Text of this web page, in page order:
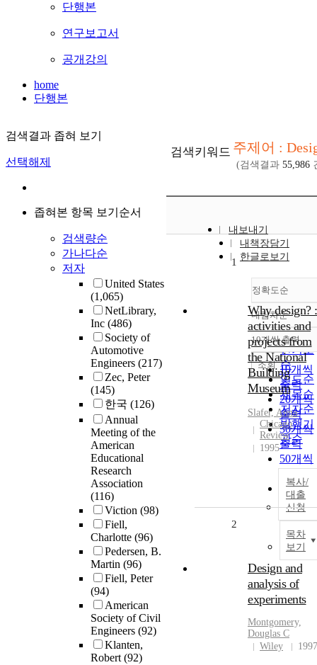
단행본
연구보고서
공개강의
home
단행본
검색결과 좁혀 보기
선택해제
좁혀본 항목 보기순서
검색량순
가나다순
저자
United States
(1,065)
NetLibrary,
Inc (486)
Society of
Automotive
Engineers (217)
Zec, Peter
(145)
한국 (126)
Annual
Meeting of the
American
Educational
Research
Association
(116)
Viction (98)
Fiell,
Charlotte (96)
Pedersen, B.
Martin (96)
Fiell, Peter
(94)
American
Society of Civil
Engineers (92)
Klanten,
Robert(92)
검색키워드 주제어 :
(검색결과 55,986
내보내기
내책장담기
한글로보기
정확도순
정확도
순
인기도
순
연도순
제목순
저자순
발행기
관순
내림차순
내림차
10개씩 출력
10개씩
출력
20개씩
출력
30개씩
출력
50개씩
100개
출력
조회
1
Why design? :
activities and
projects from
the National
Building
Museum
Slafer, Anna
Chicago
Review
1995
복사/
대출
신청
목차
보기
2
Design and
analysis of
experiments
Montgomery,
Douglas C
Wiley
1997